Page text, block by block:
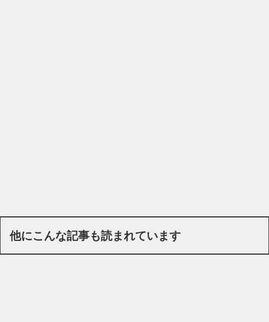
他にこんな記事も読まれています